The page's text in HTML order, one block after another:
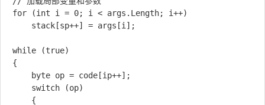
for (int i = 0; i < args.Length; i++)
while (true)
{